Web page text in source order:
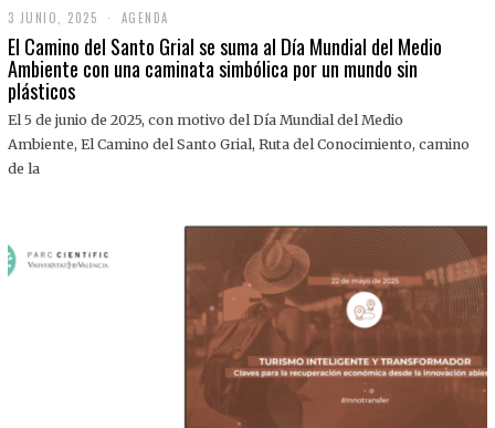
3 JUNIO, 2025
J
U
N
,
0
AGENDA
El Camino del Santo Grial se suma al Día Mundial del Medio
Ambiente con una caminata simbólica por un mundo sin
plásticos
El 5 de junio de 2025, con motivo del Día Mundial del Medio
Ambiente, El Camino del Santo Grial, Ruta del Conocimiento, camino
de la